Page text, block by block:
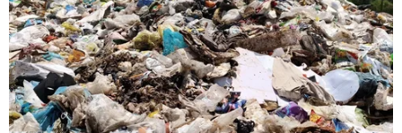
Hùng/Vietnam+)
Sở Giao thông Vận tải Hà Nội yêu cầu bến xe từ
chối phục vụ đồng thời thu hồi phù hiệu và cắt
nốt các phương tiện vi phạm trong dịp nghỉ lễ
Quốc khánh 2/9.